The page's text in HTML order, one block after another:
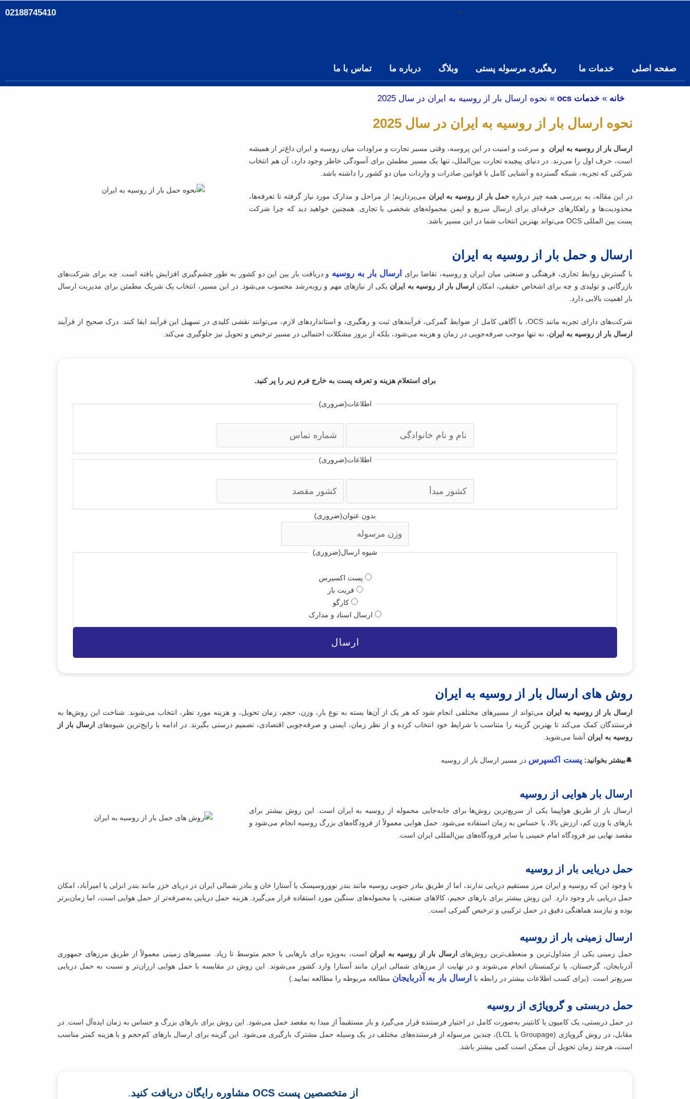
02188745410
صفحه اصلی خدمات ما رهگیری مرسوله پستی وبلاگ درباره ما تماس با ما
خانه » خدمات ocs » نحوه ارسال بار از روسیه به ایران در سال 2025
نحوه ارسال بار از روسیه به ایران در سال 2025
ارسال بار از روسیه به ایران
و سرعت و امنیت در این پروسه، وقتی مسیر تجارت و مراودات میان روسیه و ایران داغ‌تر از همیشه
است، حرف اول را می‌زند. در دنیای پیچیده‌ تجارت بین‌الملل، تنها یک مسیر مطمئن برای آسودگی خاطر وجود دارد، آن هم انتخاب
شرکتی که تجربه، شبکه گسترده و آشنایی کامل با قوانین صادرات و واردات میان دو کشور را داشته باشد.
در این مقاله، به بررسی همه چیز درباره‌ حمل بار از روسیه به ایران می‌پردازیم؛ از مراحل و مدارک مورد نیاز گرفته تا تعرفه‌ها،
محدودیت‌ها و راهکارهای حرفه‌ای برای ارسال سریع و ایمن محموله‌های شخصی یا تجاری. همچنین خواهید دید که چرا شرکت
پست بین‌ المللی OCS می‌تواند بهترین انتخاب شما در این مسیر باشد.
ارسال و حمل بار از روسیه به ایران
با گسترش روابط تجاری، فرهنگی و صنعتی میان ایران و روسیه، تقاضا برای ارسال بار به روسیه و دریافت بار بین این دو کشور به طور چشم‌گیری افزایش یافته است. چه برای شرکت‌های
بازرگانی و تولیدی و چه برای اشخاص حقیقی، امکان
ارسال بار از روسیه به ایران یکی از نیازهای مهم و روبه‌رشد محسوب می‌شود. در این مسیر، انتخاب یک شریک مطمئن برای مدیریت ارسال
بار اهمیت بالایی دارد.
شرکت‌های دارای تجربه مانند OCS، با آگاهی کامل از ضوابط گمرکی، فرآیندهای ثبت و رهگیری، و استانداردهای لازم، می‌توانند نقشی کلیدی در تسهیل این فرآیند ایفا کنند. درک صحیح از فرآیند
ارسال بار از روسیه به ایران، نه‌ تنها موجب صرفه‌جویی در زمان و هزینه می‌شود، بلکه از بروز مشکلات احتمالی در مسیر ترخیص و تحویل نیز جلوگیری می‌کند.
برای استعلام هزینه و تعرفه پست به خارج فرم زیر را پر کنید.
اطلاعات(ضروری)
اطلاعات(ضروری)
بدون عنوان(ضروری)
شیوه ارسال(ضروری)
پست اکسپرس
فریت بار
کارگو
ارسال اسناد و مدارک
روش ‌های ارسال بار از روسیه به ایران
ارسال بار از روسیه به ایران می‌تواند از مسیرهای مختلفی انجام شود که هر یک از آن‌ها بسته به نوع بار، وزن، حجم، زمان تحویل، و هزینه مورد نظر، انتخاب می‌شوند. شناخت این روش‌ها به
فرستندگان کمک می‌کند تا بهترین گزینه را متناسب با شرایط خود انتخاب کرده و از نظر زمان، ایمنی و صرفه‌جویی اقتصادی، تصمیم درستی بگیرند. در ادامه با رایج‌ترین شیوه‌های
ارسال بار از
روسیه به ایران آشنا می‌شوید.
🔔بیشتر بخوانید: پست اکسپرس در مسیر ارسال بار از روسیه
ارسال بار هوایی از روسیه
ارسال بار از طریق هواپیما یکی از سریع‌ترین روش‌ها برای جابه‌جایی محموله از روسیه به ایران است. این روش بیشتر برای
بارهای با وزن کم، ارزش بالا، یا حساس به زمان استفاده می‌شود. حمل هوایی معمولاً از فرودگاه‌های بزرگ روسیه انجام می‌شود و
مقصد نهایی نیز فرودگاه امام خمینی یا سایر فرودگاه‌های بین‌المللی ایران است.
حمل دریایی بار از روسیه
با وجود این که روسیه و ایران مرز مستقیم دریایی ندارند، اما از طریق بنادر جنوبی روسیه مانند بندر نووروسیسک یا آستارا خان و بنادر شمالی ایران در دریای خزر مانند بندر انزلی یا امیرآباد، امکان
حمل دریایی بار وجود دارد. این روش بیشتر برای بارهای حجیم، کالاهای صنعتی، یا محموله‌های سنگین مورد استفاده قرار می‌گیرد. هزینه حمل دریایی به‌صرفه‌تر از حمل هوایی است، اما زمان‌برتر
بوده و نیازمند هماهنگی دقیق در حمل ترکیبی و ترخیص گمرکی است.
ارسال زمینی بار از روسیه
حمل زمینی یکی از متداول‌ترین و منعطف‌ترین روش‌های ارسال بار از روسیه به ایران است، به‌ویژه برای بارهایی با حجم متوسط تا زیاد. مسیرهای زمینی معمولاً از طریق مرزهای جمهوری
آذربایجان، گرجستان، یا ترکمنستان انجام می‌شوند و در نهایت از مرزهای شمالی ایران مانند آستارا وارد کشور می‌شوند. این روش در مقایسه با حمل هوایی ارزان‌تر و نسبت به حمل دریایی
سریع‌تر است. (برای کسب اطلاعات بیشتر در رابطه با
ارسال بار به آذربایجان مطالعه مربوطه را مطالعه نمایید.)
حمل دربستی و گروپاژی از روسیه
در حمل دربستی، یک کامیون یا کانتینر به‌صورت کامل در اختیار فرستنده قرار می‌گیرد و بار مستقیماً از مبدا به مقصد حمل می‌شود. این روش برای بارهای بزرگ و حساس به زمان ایده‌آل است. در
مقابل، در روش گروپاژی (Groupage یا LCL)، چندین مرسوله از فرستنده‌های مختلف در یک وسیله حمل مشترک بارگیری می‌شود. این گزینه برای ارسال بارهای کم‌حجم و با هزینه کمتر مناسب
است، هرچند زمان تحویل آن ممکن است کمی بیشتر باشد.
از متخصصین پست OCS مشاوره رایگان دریافت کنید .